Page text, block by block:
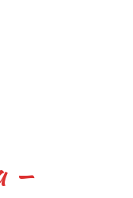
–